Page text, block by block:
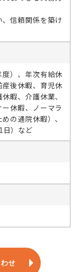
信頼関係を築け
）、年次有給休
後休暇、育児休
暇、介護休業、
休暇、ノーマラ
の通院休暇）、
日）など
せ